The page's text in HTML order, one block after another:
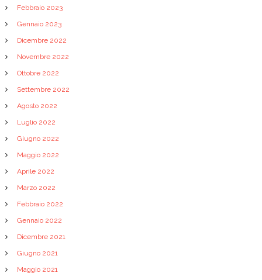
Febbraio 2023
Gennaio 2023
Dicembre 2022
Novembre 2022
Ottobre 2022
Settembre 2022
Agosto 2022
Luglio 2022
Giugno 2022
Maggio 2022
Aprile 2022
Marzo 2022
Febbraio 2022
Gennaio 2022
Dicembre 2021
Giugno 2021
Maggio 2021